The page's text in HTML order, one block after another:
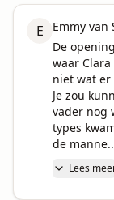
E Emmy van
De
waar
niet wat er
Je zou
vader nog
types
de
Lees